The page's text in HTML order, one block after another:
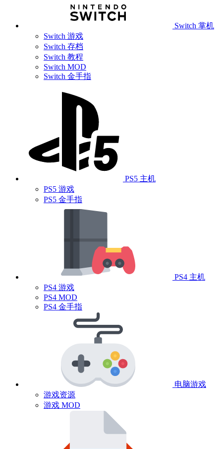
Switch 掌机
Switch 游戏
Switch 存档
Switch 教程
Switch MOD
Switch 金手指
PS5 主机
PS5 游戏
PS5 金手指
PS4 主机
PS4 游戏
PS4 MOD
PS4 金手指
电脑游戏
游戏资源
游戏 MOD